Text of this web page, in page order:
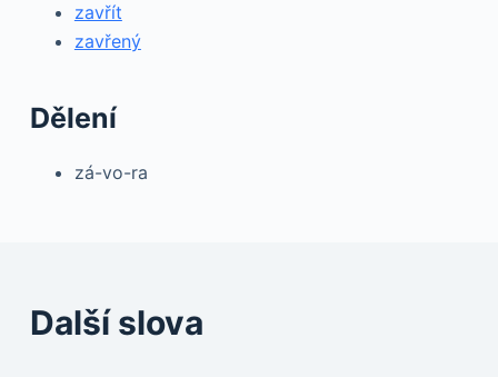
zavřít
zavřený
Dělení
zá-vo-ra
Další slova